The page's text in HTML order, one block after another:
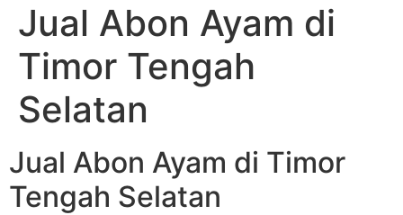
Jual Abon Ayam di
Timor Tengah
Selatan
Jual Abon Ayam di Timor
Tengah Selatan